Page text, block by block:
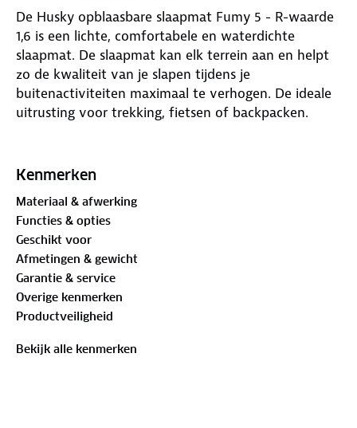
De Husky opblaasbare slaapmat Fumy 5 - R-waarde
1,6 is een lichte, comfortabele en waterdichte
slaapmat. De slaapmat kan elk terrein aan en helpt
zo de kwaliteit van je slapen tijdens je
buitenactiviteiten maximaal te verhogen. De ideale
uitrusting voor trekking, fietsen of backpacken.
slaapmat:
Opblaasbaar
Isolatielaag van 5 cm tegen oneffen terrein
Zeer laag gewicht
Klein transportvolume
20D 380T Nylon Ripstop met TPU coating
Compact (klein transportvolume om in elke rugzak
te passen)
Hoogwaardige materialen die zorgen door
Kenmerken
Materiaal & afwerking
Functies & opties
Geschikt voor
Afmetingen & gewicht
Garantie & service
Overige kenmerken
Productveiligheid
Bekijk alle kenmerken